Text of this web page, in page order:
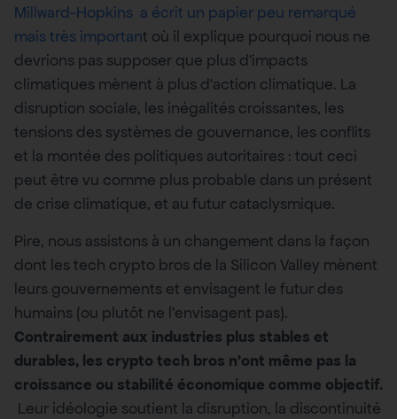
Millward-Hopkins a écrit un papier peu remarqué
mais très important où il explique pourquoi nous ne
devrions pas supposer que plus d’impacts
climatiques mènent à plus d’action climatique. La
disruption sociale, les inégalités croissantes, les
tensions des systèmes de gouvernance, les conflits
et la montée des politiques autoritaires : tout ceci
peut être vu comme plus probable dans un présent
de crise climatique, et au futur cataclysmique.
Pire, nous assistons à un changement dans la façon
dont les tech crypto bros de la Silicon Valley mènent
leurs gouvernements et envisagent le futur des
humains (ou plutôt ne l’envisagent pas).
Contrairement aux industries plus stables et
durables, les crypto tech bros n’ont même pas la
croissance ou stabilité économique comme objectif.
Leur idéologie soutient la disruption, la discontinuité